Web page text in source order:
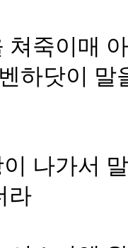
쳐죽이매
하닷이
나가서
라